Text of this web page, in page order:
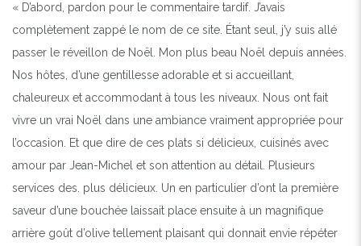
« D’abord, pardon pour le commentaire tardif. J’avais
complètement zappé le nom de ce site. Étant seul, j’y suis allé
passer le réveillon de Noël. Mon plus beau Noël depuis années.
Nos hôtes, d’une gentillesse adorable et si accueillant,
chaleureux et accommodant à tous les niveaux. Nous ont fait
vivre un vrai Noël dans une ambiance vraiment appropriée pour
l’occasion. Et que dire de ces plats si délicieux, cuisinés avec
amour par Jean-Michel et son attention au détail. Plusieurs
services des. plus délicieux. Un en particulier d’ont la première
saveur d’une bouchée laissait place ensuite à un magnifique
arrière goût d’olive tellement plaisant qui donnait envie répéter